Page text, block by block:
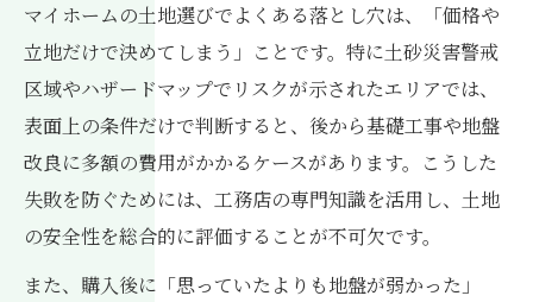
マイホームの土地選びでよくある落とし穴は、「価格や
立地だけで決めてしまう」ことです。特に土砂災害警戒
区域やハザードマップでリスクが示されたエリアでは、
表面上の条件だけで判断すると、後から基礎工事や地盤
改良に多額の費用がかかるケースがあります。こうした
失敗を防ぐためには、工務店の専門知識を活用し、土地
の安全性を総合的に評価することが不可欠です。
また、購入後に「思っていたよりも地盤が弱かった」